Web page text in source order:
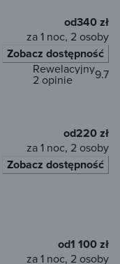
od340 zł
za 1 noc, 2 osoby
Zobacz dostępność
9.7
Rewelacyjny
2 opinie
od220 zł
za 1 noc, 2 osoby
Zobacz dostępność
od1 100 zł
za 1 noc, 2 osoby